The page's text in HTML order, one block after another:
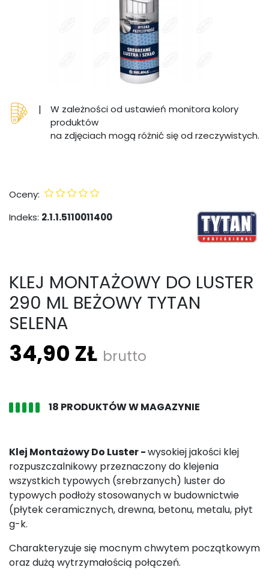
|
W zależności od ustawień monitora kolory
produktów
na zdjęciach mogą różnić się od rzeczywistych.
Oceny:
Indeks: 2.1.1.5110011400
KLEJ MONTAŻOWY DO LUSTER
290 ML BEŻOWY TYTAN
SELENA
34,90 ZŁ brutto
18 PRODUKTÓW W MAGAZYNIE
Klej Montażowy Do Luster -wysokiej jakości klej
rozpuszczalnikowy przeznaczony do klejenia
wszystkich typowych (srebrzanych) luster do
typowych podłoży stosowanych w budownictwie
(płytek ceramicznych, drewna, betonu, metalu, płyt
g-k.
Charakteryzuje się mocnym chwytem początkowym
oraz dużą wytrzymałością połączeń.